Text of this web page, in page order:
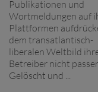
Publikationen und
Wortmeldungen auf
Plattformen
dem transatlantisch-
liberalen Weltbild
Betreiber nicht
Gelöscht und ...